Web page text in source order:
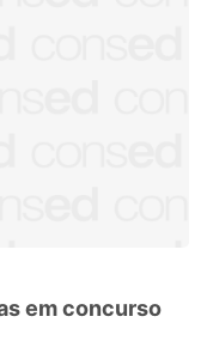
em concurso